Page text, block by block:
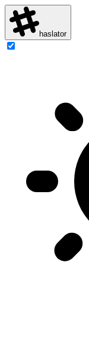
haslator